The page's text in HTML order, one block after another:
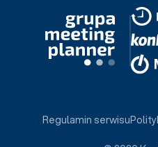
Regulamin serwisu